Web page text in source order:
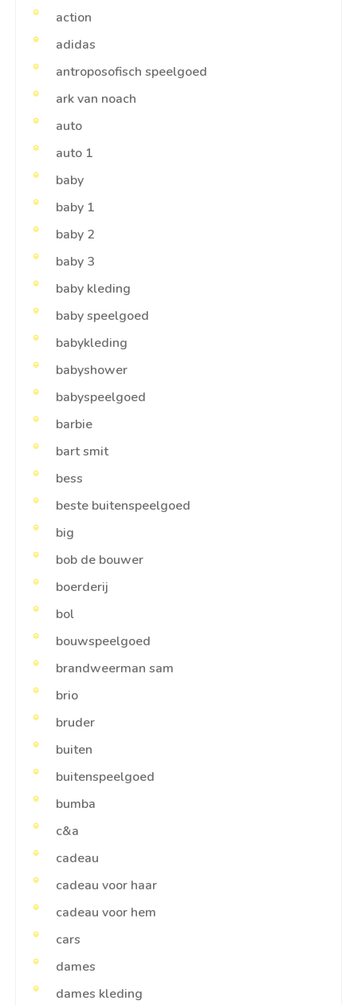
action
adidas
antroposofisch speelgoed
ark van noach
auto
auto 1
baby
baby 1
baby 2
baby 3
baby kleding
baby speelgoed
babykleding
babyshower
babyspeelgoed
barbie
bart smit
bess
beste buitenspeelgoed
big
bob de bouwer
boerderij
bol
bouwspeelgoed
brandweerman sam
brio
bruder
buiten
buitenspeelgoed
bumba
c&a
cadeau
cadeau voor haar
cadeau voor hem
cars
dames
dames kleding